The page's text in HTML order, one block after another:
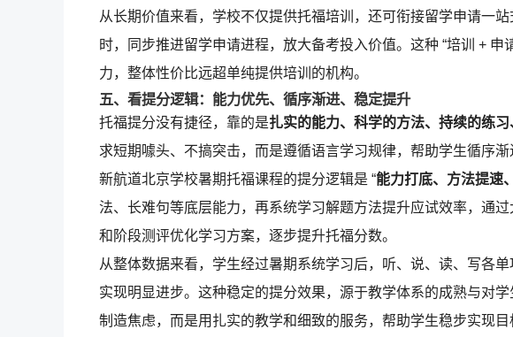
从长期价值来看，学校不仅提供托福培训，还可衔接留学申请一
时，同步推进留学申请进程，放大备考投入价值。这种 “培训 +
力，整体性价比远超单纯提供培训的机构。
五、 看提分逻辑：能力优先、循序渐进、稳定提升
托福提分没有捷径，靠的是扎实的能力、科学的方法、持续的练
求短期噱头、不搞突击，而是遵循语言学习规律，帮助学生循序渐
新航道北京学校暑期托福课程的提分逻辑是 “能力打底、方法提速
法、长难句等底层能力，再系统学习解题方法提升应试效率，通
和阶段测评优化学习方案，逐步提升托福分数。
从整体数据来看，学生经过暑期系统学习后，听、说、读、写各
实现明显进步。这种稳定的提分效果，源于教学体系的成熟与对
制造焦虑，而是用扎实的教学和细致的服务，帮助学生稳步实现目